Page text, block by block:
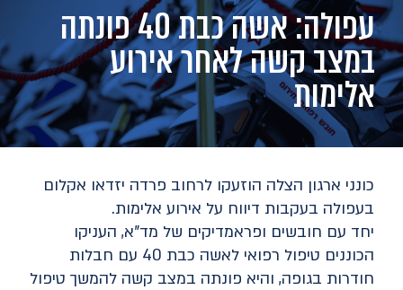
עפולה: אשה כבת 40 פונתה
במצב קשה לאחר אירוע
אלימות
כונני ארגון הצלה הוזעקו לרחוב פרדה יזדאו אקלום
בעפולה בעקבות דיווח על אירוע אלימות.
יחד עם חובשים ופראמדיקים של מד"א, העניקו
הכוננים טיפול רפואי לאשה כבת 40 עם חבלות
חודרות בגופה, והיא פונתה במצב קשה להמשך טיפול